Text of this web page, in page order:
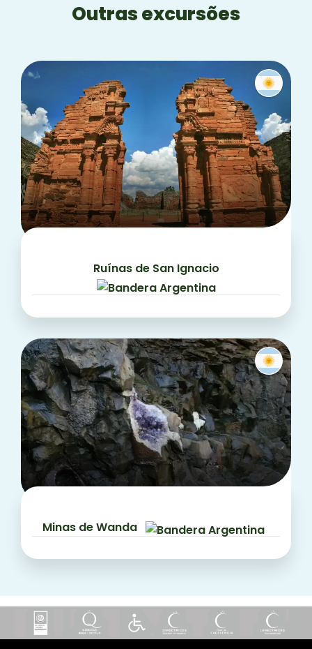
Outras excursões
Ruínas de San Ignacio
Minas de Wanda